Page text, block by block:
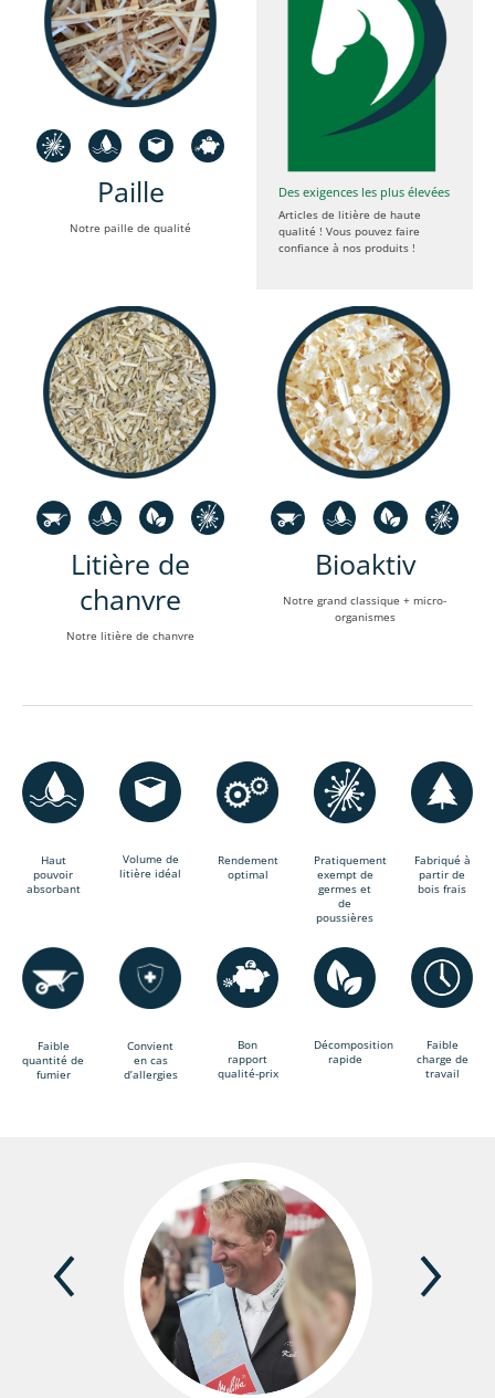
Paille
Notre paille de qualité
Des exigences les plus élevées
Articles de litière de haute
qualité ! Vous pouvez faire
confiance à nos produits !
Litière de
chanvre
Notre litière de chanvre
Bioaktiv
Notre grand classique + micro-
organismes
Haut
pouvoir
absorbant
Volume de
litière idéal
Rendement
optimal
Pratiquement
exempt de
germes et
de
poussières
Fabriqué à
partir de
bois frais
Faible
quantité de
fumier
Convient
en cas
d’allergies
Bon
rapport
qualité-prix
Décomposition
rapide
Faible
charge de
travail